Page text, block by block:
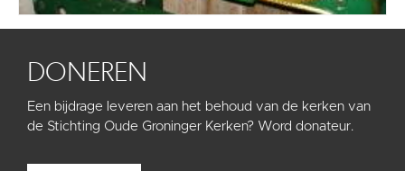
DONEREN
Een bijdrage leveren aan het behoud van de kerken van
de Stichting Oude Groninger Kerken? Word donateur.